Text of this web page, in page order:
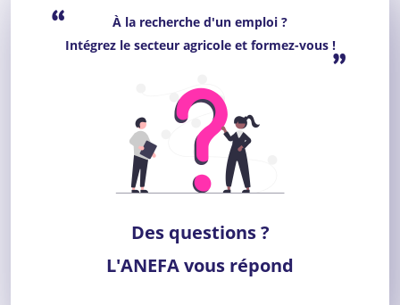
“
À la recherche d'un emploi ?
Intégrez le secteur agricole et formez-vous !”
Des questions ?
L'ANEFA vous répond